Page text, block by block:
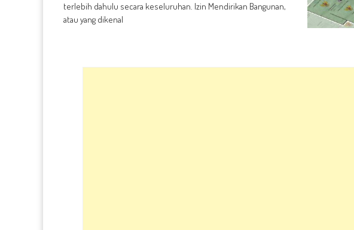
terlebih dahulu secara keseluruhan. Izin Mendirikan Bangunan,
atau yang dikenal